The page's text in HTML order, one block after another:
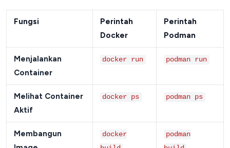
Fungsi
Perintah
Docker
Perintah
Podman
Menjalankan
Container
docker run podman run
Melihat Container
Aktif
docker ps podman ps
Membangun
docker
podman